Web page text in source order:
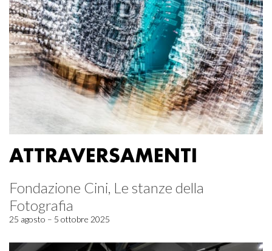
ATTRAVERSAMENTI
Fondazione Cini, Le stanze della
Fotografia
25 agosto – 5 ottobre 2025